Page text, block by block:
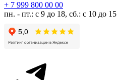
+ 7 999 800 00 00
пн. - пт.: с 9 до 18, сб.: с 10 до 15